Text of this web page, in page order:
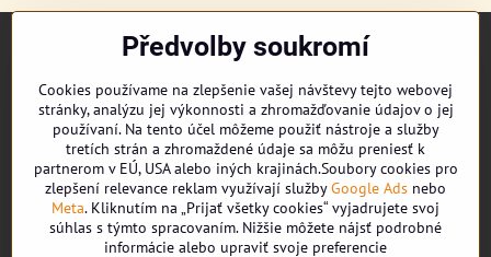
CUKRONOVINKY
DORUČENÍ OBJEDNÁVKY
REKLAMAČNÍ ŘÁD
OBCHODNÍ PODMÍNKY
KONTAKT
Předvolby soukromí
Cookies používame na zlepšenie vašej návštevy tejto webovej
stránky, analýzu jej výkonnosti a zhromažďovanie údajov o jej
používaní. Na tento účel môžeme použiť nástroje a služby
tretích strán a zhromaždené údaje sa môžu preniesť k
partnerom v EÚ, USA alebo iných krajinách.Soubory cookies pro
zlepšení relevance reklam využívají službyGoogle Ads nebo
Meta. Kliknutím na „Prijať všetky cookies“ vyjadrujete svoj
súhlas s týmto spracovaním. Nižšie môžete nájsť podrobné
informácie alebo upraviť svoje preferencie